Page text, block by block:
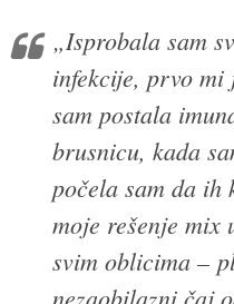
„Isprobala sam
infekcije, prvo mi
sam postala
brusnicu, kada
počela sam da ih
moje rešenje
svim oblicima –
nezaobilazni čaj